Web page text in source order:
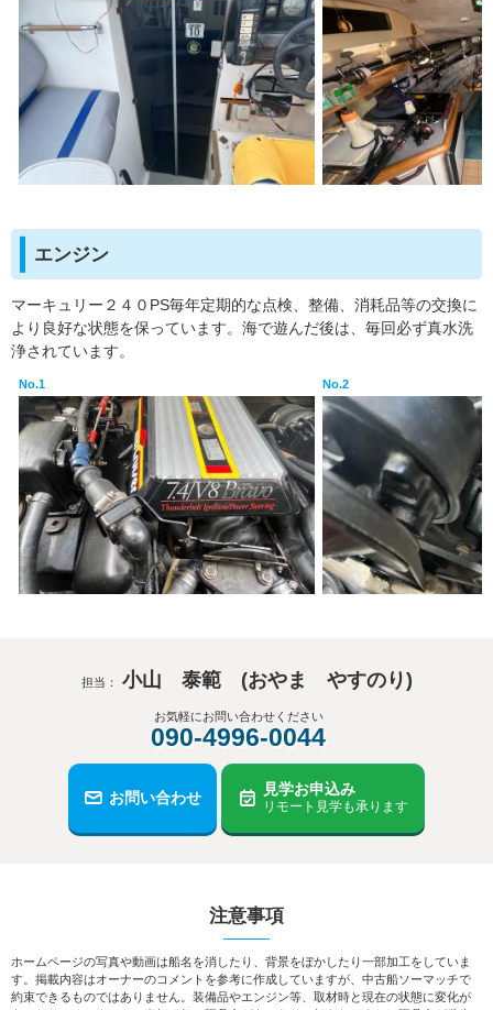
エンジン
マーキュリー２４０PS毎年定期的な点検、整備、消耗品等の交換に
より良好な状態を保っています。海で遊んだ後は、毎回必ず真水洗
浄されています。
No.1 No.2
担当： 小山 泰範 (おやま やすのり)
お気軽にお問い合わせください
090-4996-0044
お問い合わせ 見学お申込み
リモート見学も承ります
注意事項
ホームページの写真や動画は船名を消したり、背景をぼかしたり一部加工をしていま
す。掲載内容はオーナーのコメントを参考に作成していますが、中古船ソーマッチで
約束できるものではありません。装備品やエンジン等、取材時と現在の状態に変化が